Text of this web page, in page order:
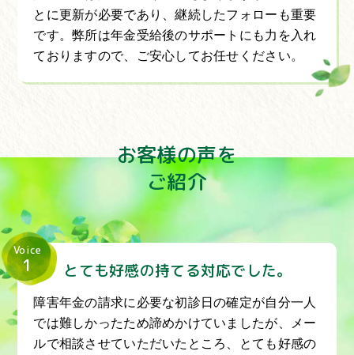
とに更新が必要であり、継続したフォローも重要
です。弊所は年金受給後のサポートにも力を入れ
ておりますので、ご安心してお任せください。
お客様の声を
ご紹介
Voice
1 とても好感の持てる対応でした。
障害年金の請求に必要な初診日の確定が自分一人
では難しかったため諦めかけていましたが、メー
ルで相談させていただいたところ、とても好感の